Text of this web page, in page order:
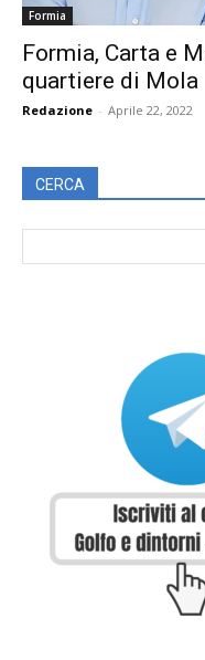
Formia
Formia, Carta e
quartiere di Mola
Redazione - Aprile 22, 2022
CERCA